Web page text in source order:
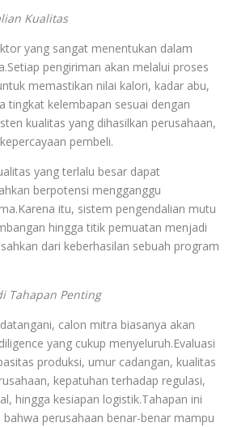
Kualitas
yang sangat menentukan dalam
pengiriman akan melalui proses
memastikan nilai kalori, kadar abu,
tingkat kelembapan sesuai dengan
kualitas yang dihasilkan perusahaan,
pembeli.
yang terlalu besar dapat
berpotensi mengganggu
itu, sistem pengendalian mutu
hingga titik pemuatan menjadi
dari keberhasilan sebuah program
Tahapan Penting
calon mitra biasanya akan
yang cukup menyeluruh.Evaluasi
produksi, umur cadangan, kualitas
kepatuhan terhadap regulasi,
hingga kesiapan logistik.Tahapan ini
perusahaan benar-benar mampu